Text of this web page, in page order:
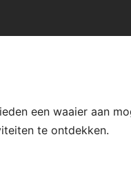
een waaier aan
te ontdekken.